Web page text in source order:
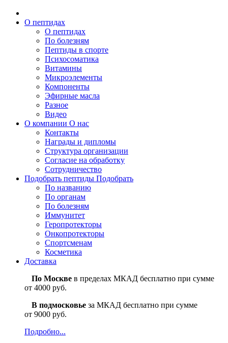
О пептидах
О пептидах
По болезням
Пептиды в спорте
Психосоматика
Витамины
Микроэлементы
Компоненты
Эфирные масла
Разное
Видео
О компании О нас
Контакты
Награды и дипломы
Структура организации
Согласие на обработку
Сотрудничество
Подобрать пептиды Подобрать
По названию
По органам
По болезням
Иммунитет
Геропротекторы
Онкопротекторы
Спортсменам
Косметика
Доставка
По Москве в пределах МКАД бесплатно при сумме
от 4000 руб.
В подмосковье за МКАД бесплатно при сумме
от 9000 руб.
Подробно...